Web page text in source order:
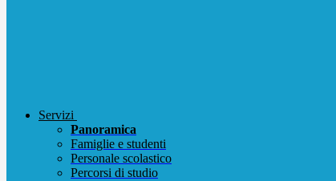
Servizi
Panoramica
Famiglie e studenti
Personale scolastico
Percorsi di studio